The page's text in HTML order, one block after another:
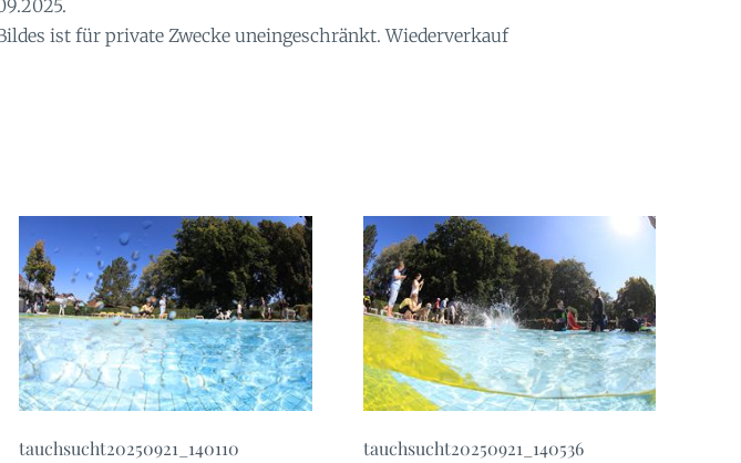
ist für private Zwecke uneingeschränkt. Wiederverkauf
tauchsucht20250921_140110 tauchsucht20250921_140536